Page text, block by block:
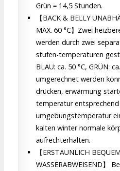
Grün = 14,5 Stunden.
【BACK & BELLY
MAX. 60 °C】Zwei
werden durch zwei
stufen-temperaturen
BLAU: ca. 50 °C, GRÜN:
umgerechnet werden
drücken, erwärmung
temperatur
umgebungstemperatur
kalten winter normale
aufrechterhalten.
【ERSTAUNLICH
WASSERABWEISEND】